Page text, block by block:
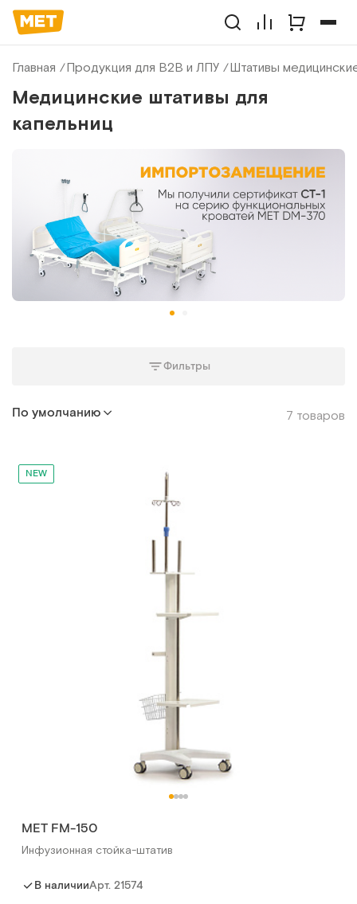
Главная Продукция для B2B и ЛПУ Штативы
Медицинские штативы для
капельниц
Фильтры
По умолчанию 7 товаров
NEW
МЕТ FM-150
Инфузионная стойка-штатив
В наличииАрт. 21574